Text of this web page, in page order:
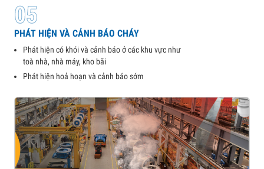
05
PHÁT HIỆN VÀ CẢNH BÁO CHÁY
Phát hiện có khói và cảnh báo ở các khu vực như
toà nhà, nhà máy, kho bãi
Phát hiện hoả hoạn và cảnh báo sớm